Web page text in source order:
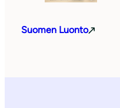
Suomen Luonto